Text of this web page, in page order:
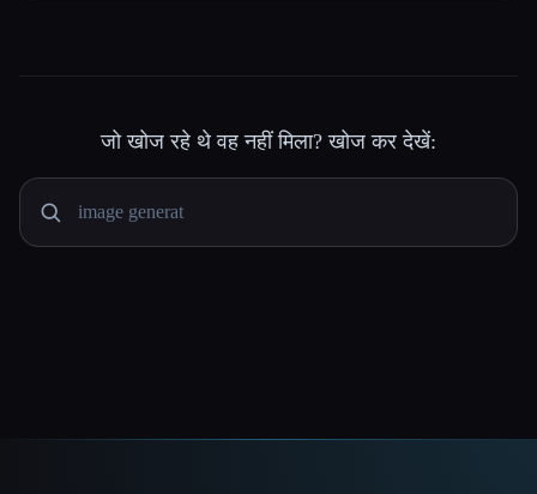
जो खोज रहे थे वह नहीं मिला? खोज कर देखें: